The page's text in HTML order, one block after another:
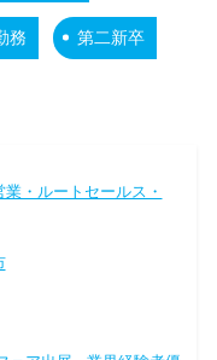
務 第二新卒
・ルートセールス・